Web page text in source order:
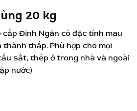
20 kg
cấp Đinh Ngân có đặc tính mau
thành thấp. Phù hợp cho mọi
sắt, thép ở trong nhà và ngoài
nước)